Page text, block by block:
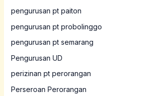
pengurusan pt paiton
pengurusan pt probolinggo
pengurusan pt semarang
Pengurusan UD
perizinan pt perorangan
Perseroan Perorangan